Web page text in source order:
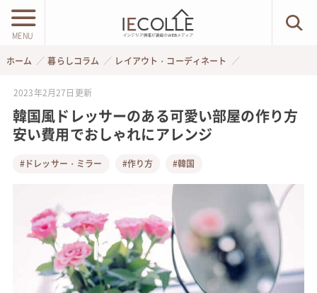
MENU
ホーム 暮らしコラム レイアウト・コーディネート
2023年2月27日 更新
韓国風ドレッサーのある可愛い部屋の作り方
安い費用でおしゃれにアレンジ
#ドレッサー・ミラー #作り方 #韓国